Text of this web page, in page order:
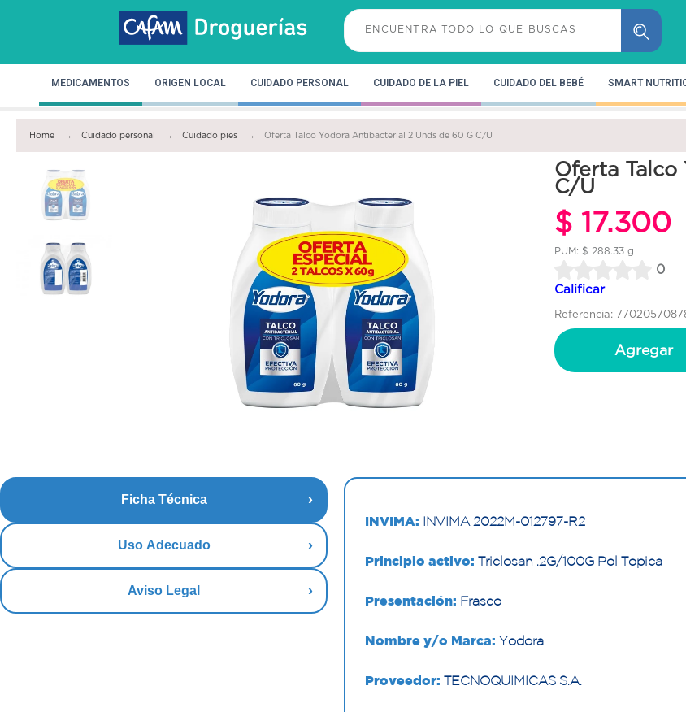
MEDICAMENTOS ORIGEN LOCAL CUIDADO PERSONAL CUIDADO DE LA PIEL CUIDADO DEL BEBÉ SMART
Home Cuidado personal Cuidado pies Oferta Talco Yodora Antibacterial 2 Unds de 60 G C/U
Oferta
C/U
$ 17.300
PUM: $ 288.33 g
0
Calificar
Referencia:
Agregar
Ficha Técnica
Uso Adecuado
Aviso Legal
INVIMA: INVIMA 2022M-012797-R2
Principio activo: Triclosan .2G/100G Pol Topica
Presentación: Frasco
Nombre y/o Marca: Yodora
Proveedor: TECNOQUIMICAS S.A.